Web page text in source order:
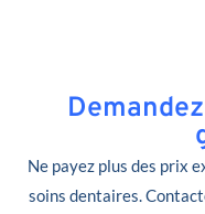
Ne payez plus des prix
soins dentaires.